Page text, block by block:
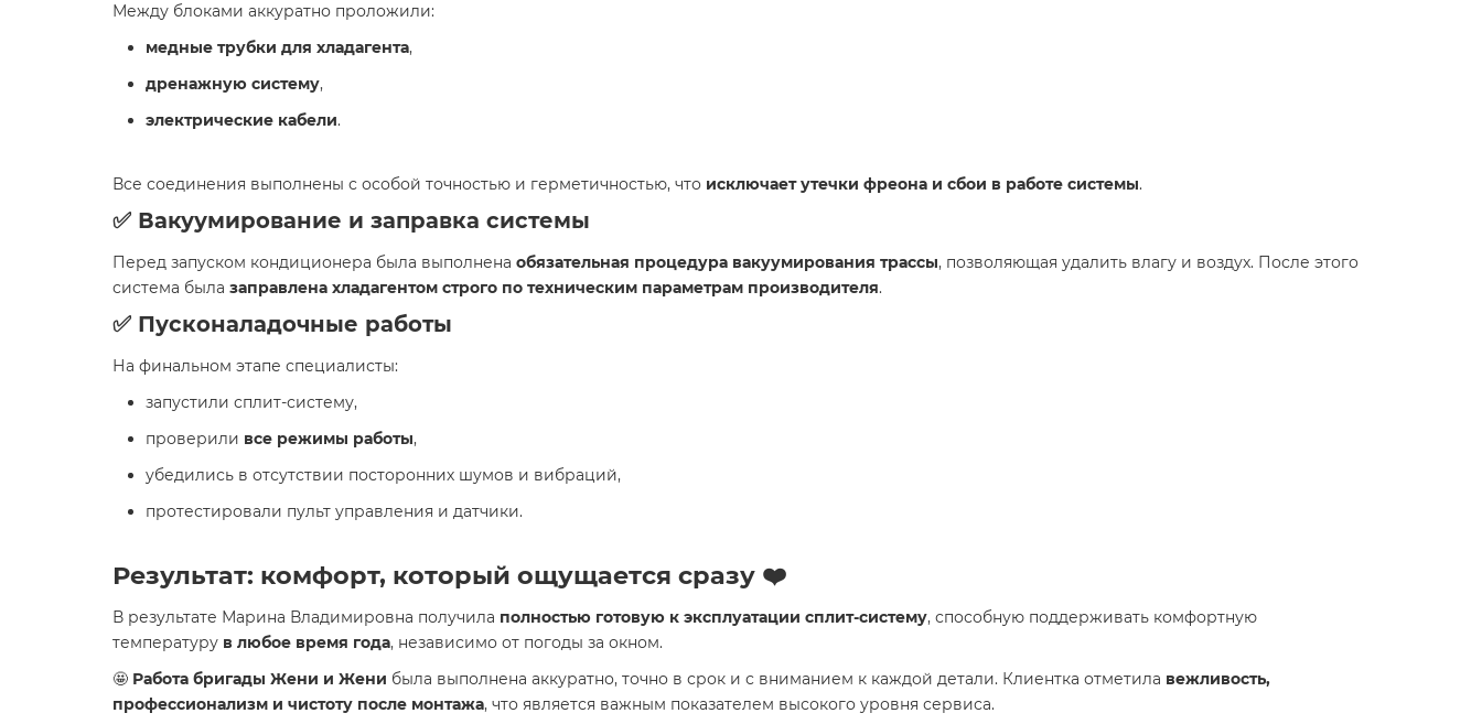
Между блоками аккуратно проложили:
медные трубки для хладагента,
дренажную систему,
электрические кабели.
Все соединения выполнены с особой точностью и герметичностью, что исключает утечки фреона и сбои в работе системы.
✅ Вакуумирование и заправка системы
Перед запуском кондиционера была выполнена обязательная процедура вакуумирования трассы, позволяющая удалить влагу и воздух. После этого
система была заправлена хладагентом строго по техническим параметрам производителя.
✅ Пусконаладочные работы
На финальном этапе специалисты:
запустили сплит-систему,
проверили все режимы работы,
убедились в отсутствии посторонних шумов и вибраций,
протестировали пульт управления и датчики.
Результат: комфорт, который ощущается сразу ❤️
В результате Марина Владимировна получила полностью готовую к эксплуатации сплит-систему, способную поддерживать комфортную
температуру в любое время года, независимо от погоды за окном.
🤩 Работа бригады Жени и Жени была выполнена аккуратно, точно в срок и с вниманием к каждой детали. Клиентка отметила вежливость,
профессионализм и чистоту после монтажа, что является важным показателем высокого уровня сервиса.